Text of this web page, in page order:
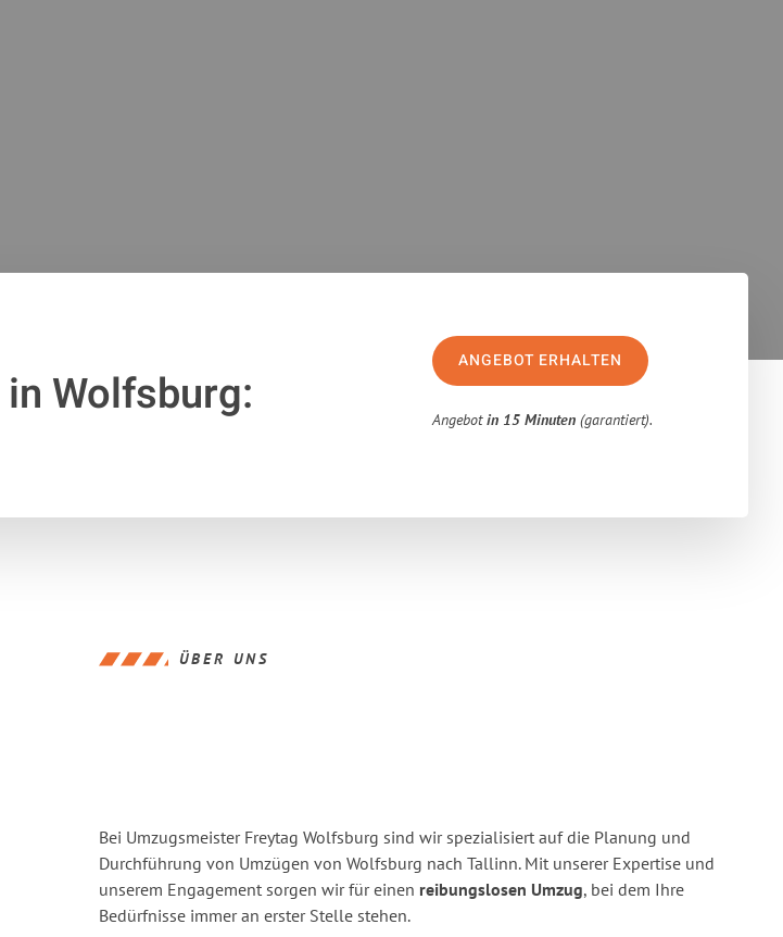
in Wolfsburg:
ANGEBOT ERHALTEN
Angebotin 15 Minuten (garantiert).
ÜBER UNS
Bei Umzugsmeister Freytag Wolfsburg sind wir spezialisiert auf die Planung und
Durchführung von Umzügen von Wolfsburg nach Tallinn. Mit unserer Expertise und
unserem Engagement sorgen wir für einen reibungslosen Umzug, bei dem Ihre
Bedürfnisse immer an erster Stelle stehen.